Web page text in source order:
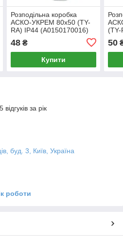
Розподільна коробка
АСКО-УКРЕМ 80x50 (TY-
RA) IP44 (A0150170016)
48₴
Купити
(TY-
50
за рік
буд. 3, Київ, Україна
роботи